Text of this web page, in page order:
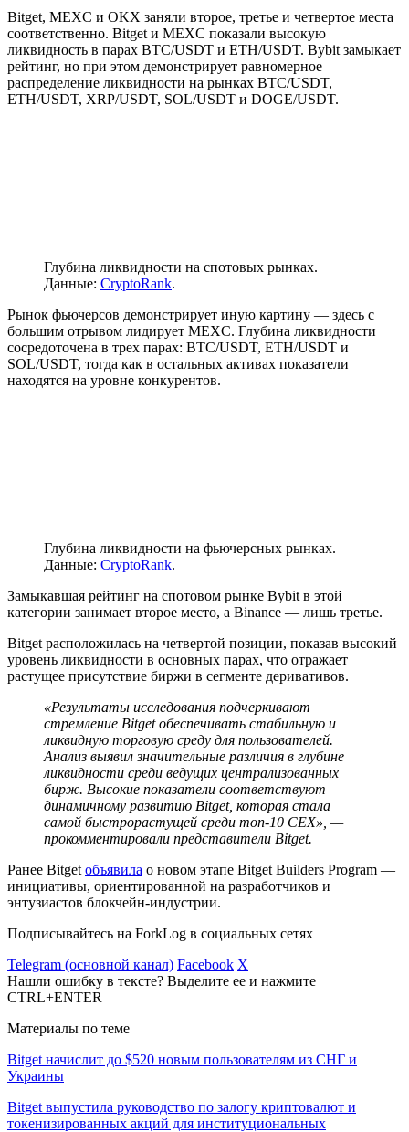
Bitget, MEXC и OKX заняли второе, третье и четвертое места
соответственно. Bitget и MEXC показали высокую
ликвидность в парах BTC/USDT и ETH/USDT. Bybit замыкает
рейтинг, но при этом демонстрирует равномерное
распределение ликвидности на рынках BTC/USDT,
ETH/USDT, XRP/USDT, SOL/USDT и DOGE/USDT.
Глубина ликвидности на спотовых рынках.
Данные: CryptoRank.
Рынок фьючерсов демонстрирует иную картину — здесь с
большим отрывом лидирует MEXC. Глубина ликвидности
сосредоточена в трех парах: BTC/USDT, ETH/USDT и
SOL/USDT, тогда как в остальных активах показатели
находятся на уровне конкурентов.
Глубина ликвидности на фьючерсных рынках.
Данные: CryptoRank.
Замыкавшая рейтинг на спотовом рынке Bybit в этой
категории занимает второе место, а Binance ― лишь третье.
Bitget расположилась на четвертой позиции, показав высокий
уровень ликвидности в основных парах, что отражает
растущее присутствие биржи в сегменте деривативов.
«Результаты исследования подчеркивают
стремление Bitget обеспечивать стабильную и
ликвидную торговую среду для пользователей.
Анализ выявил значительные различия в глубине
ликвидности среди ведущих централизованных
бирж. Высокие показатели соответствуют
динамичному развитию Bitget, которая стала
самой быстрорастущей среди топ-10 CEX», —
прокомментировали представители Bitget.
Ранее Bitget объявила о новом этапе Bitget Builders Program ―
инициативы, ориентированной на разработчиков и
энтузиастов блокчейн-индустрии.
Подписывайтесь на ForkLog в социальных сетях
Telegram (основной канал) Facebook X
Нашли ошибку в тексте? Выделите ее и нажмите
CTRL+ENTER
Материалы по теме
Bitget начислит до $520 новым пользователям из СНГ и
Украины
Bitget выпустила руководство по залогу криптовалют и
токенизированных акций для институциональных